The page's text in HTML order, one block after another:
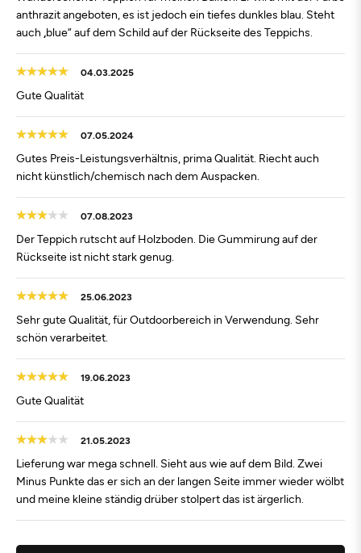
anthrazit angeboten, es ist jedoch ein tiefes dunkles blau. Steht
auch „blue“ auf dem Schild auf der Rückseite des Teppichs.
04.03.2025
Gute Qualität
07.05.2024
Gutes Preis-Leistungsverhältnis, prima Qualität. Riecht auch
nicht künstlich/chemisch nach dem Auspacken.
07.08.2023
Der Teppich rutscht auf Holzboden. Die Gummirung auf der
Rückseite ist nicht stark genug.
25.06.2023
Sehr gute Qualität, für Outdoorbereich in Verwendung. Sehr
schön verarbeitet.
19.06.2023
Gute Qualität
21.05.2023
Lieferung war mega schnell. Sieht aus wie auf dem Bild. Zwei
Minus Punkte das er sich an der langen Seite immer wieder wölbt
und meine kleine ständig drüber stolpert das ist ärgerlich.